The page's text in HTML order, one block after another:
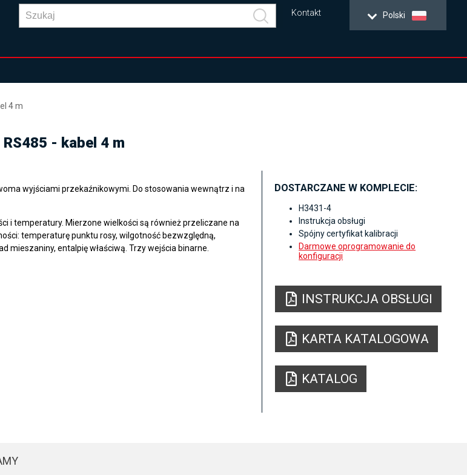
Polski
Kontakt
4 m
- kabel 4 m
wyjściami przekaźnikowymi. Do stosowania wewnątrz i na
i temperatury. Mierzone wielkości są również przeliczane na
temperaturę punktu rosy, wilgotność bezwzględną,
mieszaniny, entalpię właściwą. Trzy wejścia binarne.
DOSTARCZANE W KOMPLECIE:
H3431-4
Instrukcja obsługi
Spójny certyfikat kalibracji
Darmowe oprogramowanie do
konfiguracji
INSTRUKCJA OBSŁUGI
KARTA KATALOGOWA
KATALOG